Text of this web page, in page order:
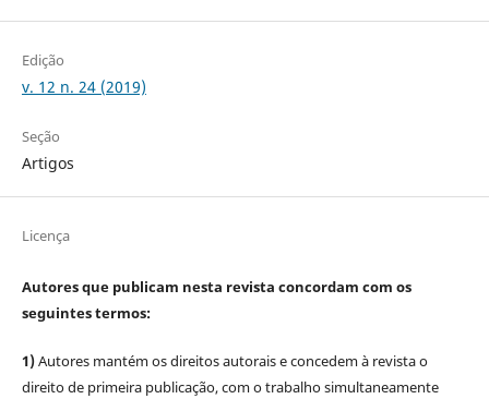
Edição
v. 12 n. 24 (2019)
Seção
Artigos
Licença
Autores que publicam nesta revista concordam com os
seguintes termos:
1)Autores mantém os direitos autorais e concedem à revista o
direito de primeira publicação, com o trabalho simultaneamente